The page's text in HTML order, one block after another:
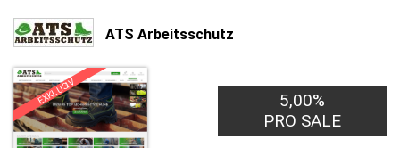
ATS Arbeitsschutz
EXKLUSIV
5,00%
PRO SALE